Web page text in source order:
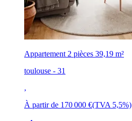
Appartement 2 pièces 39,19 m²
toulouse - 31
,
À partir de 170 000 €(TVA 5,5%)